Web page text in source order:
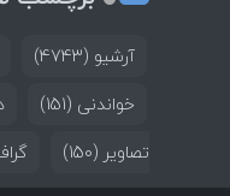
آرشیو (4743)
خواندنی (151)
تصاویر (150)